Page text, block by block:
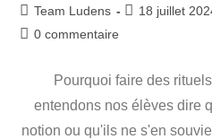
Team Ludens 18 juillet
0 commentaire
Pourquoi faire des
entendons nos élèves dire
notion ou qu'ils ne s'en